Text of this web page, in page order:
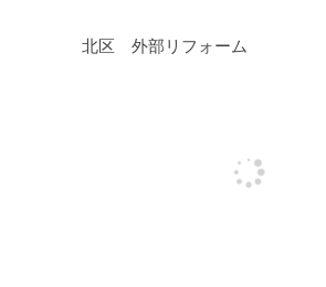
北区 外部リフォーム